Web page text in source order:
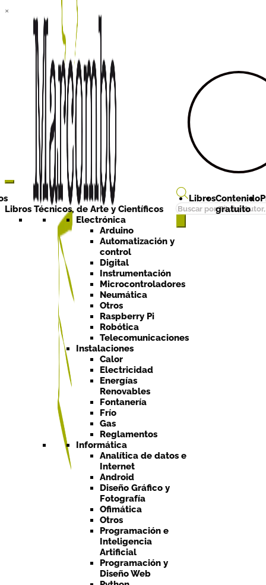
×
Búsqueda
de
Libros Técnicos, de Arte y Científicos
Electrónica
Arduino
Automatización y
control
Digital
Instrumentación
Microcontroladores
Neumática
Otros
Raspberry Pi
Robótica
Telecomunicaciones
Instalaciones
Calor
Electricidad
Energías
Renovables
Fontanería
Frío
Gas
Reglamentos
Informática
Analítica de datos e
Internet
Android
Diseño Gráfico y
Fotografía
Ofimática
Otros
Programación e
Inteligencia
Artificial
Programación y
Diseño Web
LibrosContenido
gratuito